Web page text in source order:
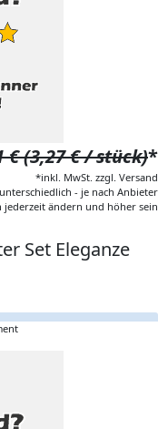
€ (3,27 € / stück)*
*inkl. MwSt. zzgl. Versand
- je nach Anbieter
jederzeit ändern und höher sein
Set Eleganze